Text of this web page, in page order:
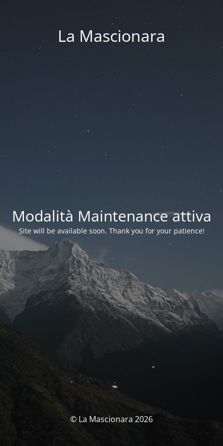
La Mascionara
Modalità Maintenance attiva
Site will be available soon. Thank you for your patience!
© La Mascionara 2026